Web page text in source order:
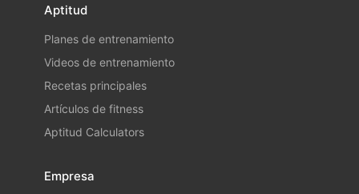
Aptitud
Planes de entrenamiento
Videos de entrenamiento
Recetas principales
Artículos de fitness
Aptitud Calculators
Empresa